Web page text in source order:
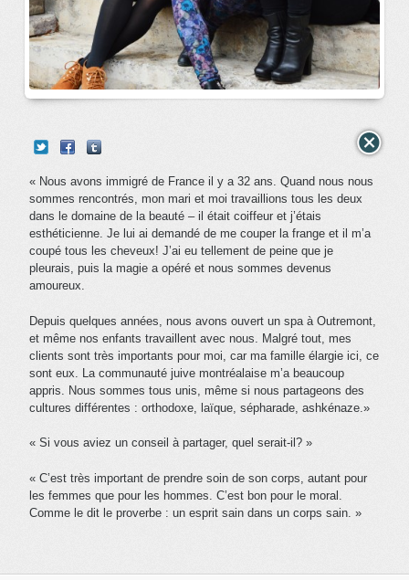
« Nous avons immigré de France il y a 32 ans. Quand nous nous
sommes rencontrés, mon mari et moi travaillions tous les deux
dans le domaine de la beauté – il était coiffeur et j’étais
esthéticienne. Je lui ai demandé de me couper la frange et il m’a
coupé tous les cheveux! J’ai eu tellement de peine que je
pleurais, puis la magie a opéré et nous sommes devenus
amoureux.
Depuis quelques années, nous avons ouvert un spa à Outremont,
et même nos enfants travaillent avec nous. Malgré tout, mes
clients sont très importants pour moi, car ma famille élargie ici, ce
sont eux. La communauté juive montréalaise m’a beaucoup
appris. Nous sommes tous unis, même si nous partageons des
cultures différentes : orthodoxe, laïque, sépharade, ashkénaze.»
« Si vous aviez un conseil à partager, quel serait-il? »
« C’est très important de prendre soin de son corps, autant pour
les femmes que pour les hommes. C’est bon pour le moral.
Comme le dit le proverbe : un esprit sain dans un corps sain. »